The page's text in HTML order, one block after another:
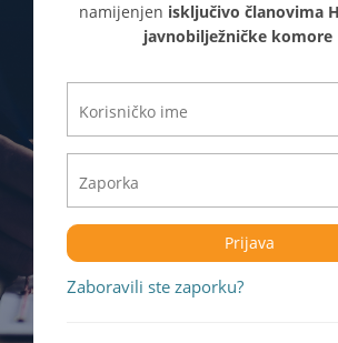
namijenjen isključivo članovima
javnobilježničke komore
Prijava
Zaboravili ste zaporku?